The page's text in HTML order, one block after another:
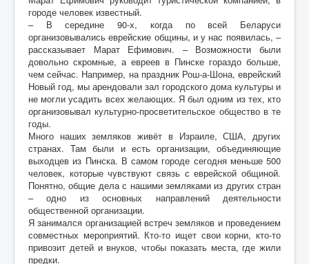
Кухня Мишпохи
Гостевая книга
Контакты
Карта сайта
Старо-Улановичское кладбище
Местечко Колышки, старинное еврейское
кладбище
городе человек известный.
– В середине 90-х, когда по всей Беларуси
организовывались еврейские общины, и у нас появилась, –
рассказывает Марат Ефимович. – Возможности были
довольно скромные, а евреев в Пинске гораздо больше,
чем сейчас. Например, на праздник Рош-а-Шона, еврейский
Новый год, мы арендовали зал городского дома культуры и
не могли усадить всех желающих. Я был одним из тех, кто
организовывал культурно-просветительское общество в те
годы.
Много наших земляков живёт в Израиле, США, других
странах. Там были и есть организации, объединяющие
выходцев из Пинска. В самом городе сегодня меньше 500
человек, которые чувствуют связь с еврейской общиной.
Понятно, общие дела с нашими земляками из других стран
– одно из основных направлений деятельности
общественной организации.
Я занимался организацией встреч земляков и проведением
совместных мероприятий. Кто-то ищет свои корни, кто-то
привозит детей и внуков, чтобы показать места, где жили
предки.